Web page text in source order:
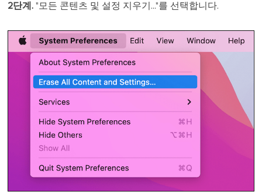
2단계. "모든 콘텐츠 및 설정 지우기..."를 선택합니다.